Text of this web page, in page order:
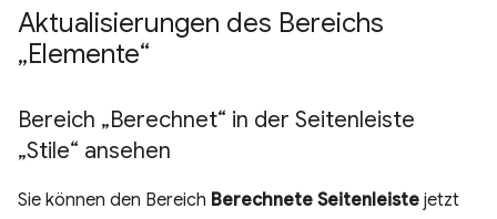
Aktualisierungen des Bereichs
„Elemente“
Bereich „Berechnet“ in der Seitenleiste
„Stile“ ansehen
Sie können den Bereich Berechnete Seitenleiste jetzt